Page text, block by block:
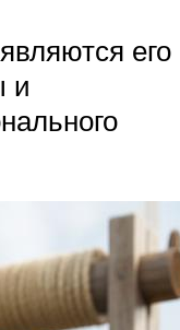
его
и